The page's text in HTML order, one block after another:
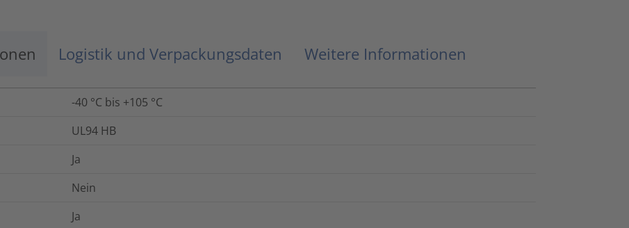
Logistik und Verpackungsdaten Weitere Informationen
-40 °C bis +105 °C
UL94 HB
Ja
Nein
Ja